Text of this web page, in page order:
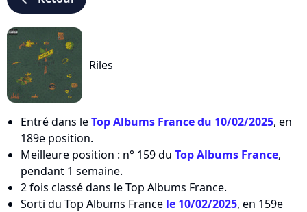
Riles
Entré dans leTop Albums France du 10/02/2025, en
189e position.
Meilleure position : n° 159 du Top Albums France,
pendant 1 semaine.
2 fois classé dans le Top Albums France.
Sorti du Top Albums France le 10/02/2025, en 159e